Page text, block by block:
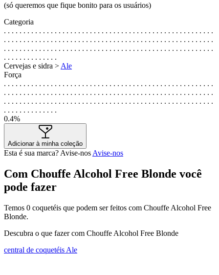
(só queremos que fique bonito para os usuários)
Categoria
. . . . . . . . . . . . . . . . . . . . . . . . . . . . . . . . . . . . . . . . . . . . . . . . . . . . . .
. . . . . . . . . . . . . . . . . . . . . . . . . . . . . . . . . . . . . . . . . . . . . . . . . . . . . .
. . . . . . . . . . . . . . . . . . . . . . . . . . . . . . . . . . . . . . . . . . . . . . . . . . . . . .
. . . . . . . . . . . . . .
Cervejas e sidra > Ale
Força
. . . . . . . . . . . . . . . . . . . . . . . . . . . . . . . . . . . . . . . . . . . . . . . . . . . . . .
. . . . . . . . . . . . . . . . . . . . . . . . . . . . . . . . . . . . . . . . . . . . . . . . . . . . . .
. . . . . . . . . . . . . . . . . . . . . . . . . . . . . . . . . . . . . . . . . . . . . . . . . . . . . .
. . . . . . . . . . . . . .
0.4%
Adicionar à minha coleção
Esta é sua marca? Avise-nos Avise-nos
Com Chouffe Alcohol Free Blonde você
pode fazer
Temos 0 coquetéis que podem ser feitos com Chouffe Alcohol Free
Blonde.
Descubra o que fazer com Chouffe Alcohol Free Blonde
central de coquetéis Ale